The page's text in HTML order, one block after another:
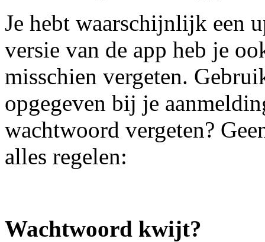
Je hebt waarschijnlijk een
versie van de app heb je
misschien vergeten.
opgegeven bij je
wachtwoord vergeten?
alles regelen:
Wachtwoord kwijt?